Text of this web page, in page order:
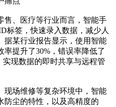
售、医疗等行业而言，智能手
标签，快速录入数据，减少人
据某行业报告显示，使用智能
提升了30%，错误率降低了
现数据的即时共享与远程管
现场维修等复杂环境中，智能
防尘的特性，以及高精度的